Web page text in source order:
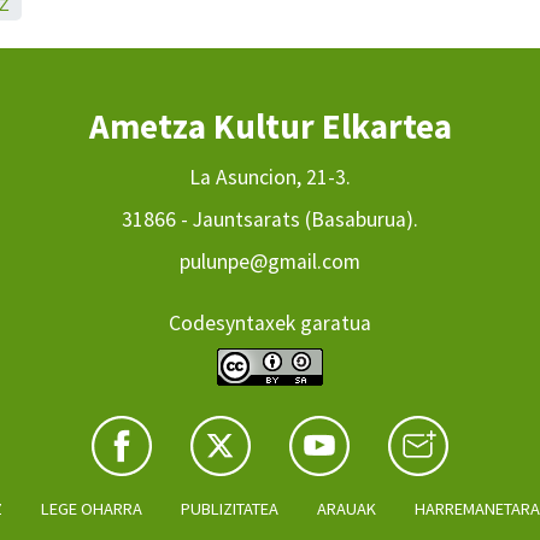
Ametza Kultur Elkartea
La Asuncion, 21-3.
31866 - Jauntsarats (Basaburua).
pulunpe@gmail.com
Codesyntaxek garatua
LEGE OHARRA PUBLIZITATEA ARAUAK